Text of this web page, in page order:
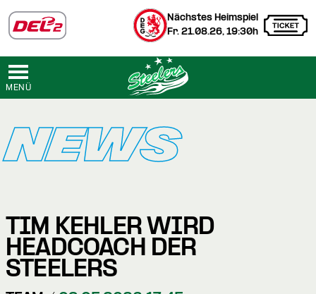
Nächstes Heimspiel
Fr. 21.08.26, 19:30h
MENÜ
NEWS
TIM KEHLER WIRD
HEADCOACH DER
STEELERS